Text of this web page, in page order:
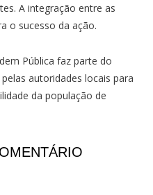
A integração entre as
o sucesso da ação.
Pública faz parte do
autoridades locais para
da população de